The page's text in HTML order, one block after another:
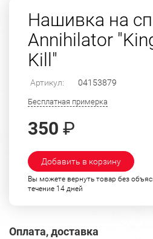
Нашивка на
Annihilator
Kill"
Артикул: 04153879
Бесплатная примерка
350 ₽
Добавить в корзину
Вы можете вернуть товар без
течение 14 дней
Оплата, доставка